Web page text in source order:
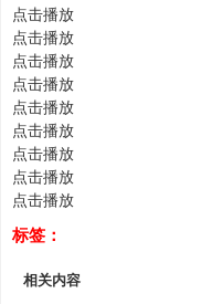
点击播放
点击播放
点击播放
点击播放
点击播放
点击播放
点击播放
点击播放
点击播放
标签：
相关内容